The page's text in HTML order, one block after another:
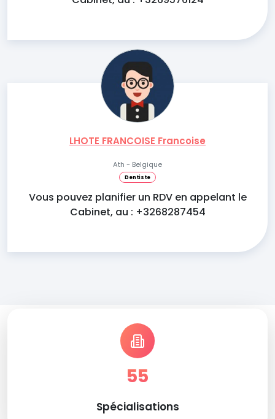
LHOTE FRANCOISE Francoise
Ath - Belgique
Dentiste
Vous pouvez planifier un RDV en appelant le
Cabinet, au : +3268287454
55
Spécialisations